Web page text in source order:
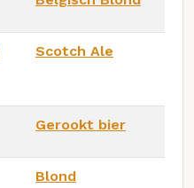
Scotch Ale
Gerookt bier
Blond